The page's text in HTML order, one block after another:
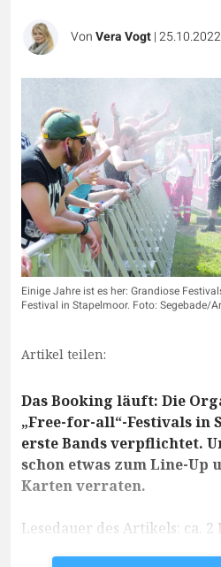
VonVera Vogt|
Einige Jahre ist es her: Grandiose
Festival in Stapelmoor. Foto: Segebade/
Artikel teilen:
Das Booking läuft: Die
„Free-for-all“-Festivals in
erste Bands verpflichtet.
schon etwas zum Line-Up
Karten verraten.
Lesedauer des Artikels: ca. 2